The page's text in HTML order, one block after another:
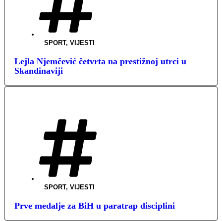
SPORT, VIJESTI
Lejla Njemčević četvrta na prestižnoj utrci u
Skandinaviji
SPORT, VIJESTI
Prve medalje za BiH u paratrap disciplini